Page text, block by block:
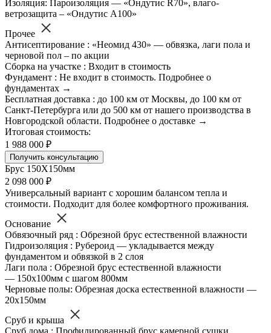
Изоляция: Пароизоляция — «Ондутис R70», влаго-
ветрозащита – «Ондутис А100»
Прочее
Антисептирование : «Неомид 430» — обвязка, лаги пола и
черновой пол – по акции
Сборка на участке : Входит в стоимость
Фундамент : Не входит в стоимость. Подробнее о
фундаментах →
Бесплатная доставка : до 100 км от Москвы, до 100 км от
Санкт-Петербурга или до 500 км от нашего производства в
Новгородской области. Подробнее о доставке →
Итоговая стоимость:
1 988 000 ₽
Получить консультацию
Брус 150Х150мм
2 098 000 ₽
Универсальный вариант с хорошим балансом тепла и
стоимости. Подходит для более комфортного проживания.
Основание
Обвязочный ряд : Обрезной брус естественной влажности
Гидроизоляция : Рубероид — укладывается между
фундаментом и обвязкой в 2 слоя
Лаги пола : Обрезной брус естественной влажности
— 150х100мм с шагом 800мм
Черновые полы: Обрезная доска естественной влажности —
20х150мм
Сруб и крыша